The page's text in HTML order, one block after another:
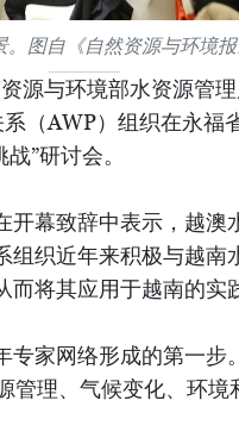
。图自《自然资源与环境报
源与环境部水资源管
（AWP）组织在永福
”研讨会。
开幕致辞中表示，越澳
组织近年来积极与越南
将其应用于越南的实
专家网络形成的第一步
管理、气候变化、环境